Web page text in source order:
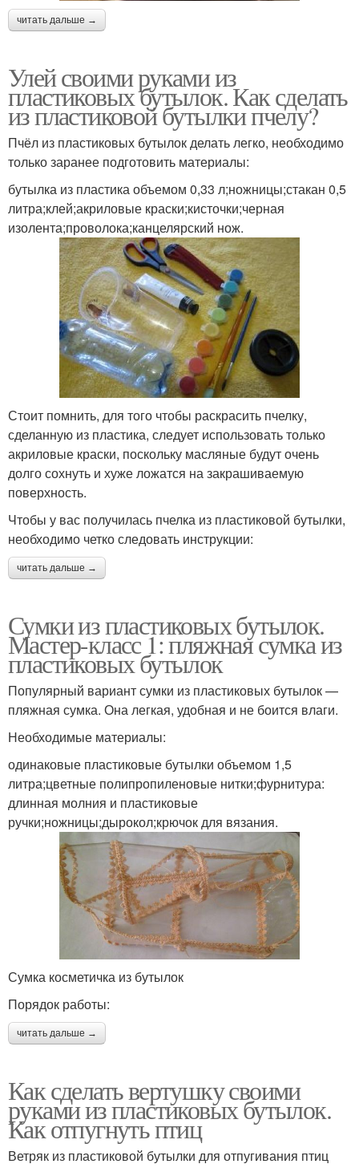
читать дальше →
Улей своими руками из
пластиковых бутылок. Как сделать
из пластиковой бутылки пчелу?
Пчёл из пластиковых бутылок делать легко, необходимо
только заранее подготовить материалы:
бутылка из пластика объемом 0,33 л;ножницы;стакан 0,5
литра;клей;акриловые краски;кисточки;черная
изолента;проволока;канцелярский нож.
Стоит помнить, для того чтобы раскрасить пчелку,
сделанную из пластика, следует использовать только
акриловые краски, поскольку масляные будут очень
долго сохнуть и хуже ложатся на закрашиваемую
поверхность.
Чтобы у вас получилась пчелка из пластиковой бутылки,
необходимо четко следовать инструкции:
читать дальше →
Сумки из пластиковых бутылок.
Мастер-класс 1: пляжная сумка из
пластиковых бутылок
Популярный вариант сумки из пластиковых бутылок —
пляжная сумка. Она легкая, удобная и не боится влаги.
Необходимые материалы:
одинаковые пластиковые бутылки объемом 1,5
литра;цветные полипропиленовые нитки;фурнитура:
длинная молния и пластиковые
ручки;ножницы;дырокол;крючок для вязания.
Сумка косметичка из бутылок
Порядок работы:
читать дальше →
Как сделать вертушку своими
руками из пластиковых бутылок.
Как отпугнуть птиц
Ветряк из пластиковой бутылки для отпугивания птиц